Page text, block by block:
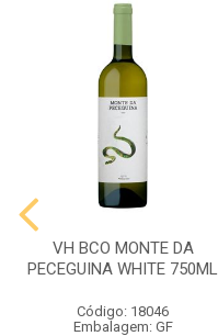
VH BCO MONTE DA
PECEGUINA WHITE 750ML
Código: 18046
Embalagem: GF